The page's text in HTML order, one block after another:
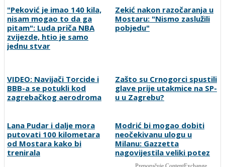
pitam": Luda priča NBA
zvijezde, htio je samo
jednu stvar
pobjedu"